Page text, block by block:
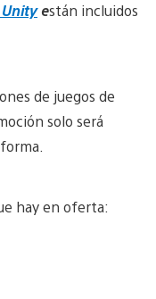
Unityestán incluidos
de juegos de
solo será
hay en oferta: